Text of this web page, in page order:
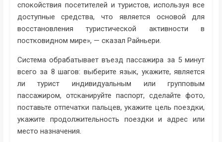
спокойствия посетителей и туристов, используя все
доступные средства, что является основой для
восстановления туристической активности в
постковидном мире», — сказал Райньери.
Система обрабатывает въезд пассажира за 5 минут
всего за 8 шагов: выберите язык, укажите, является
ли турист индивидуальным или групповым
пассажиром, отсканируйте паспорт, сделайте фото,
поставьте отпечатки пальцев, укажите цель поездки,
укажите продолжительность поездки и адрес или
место назначения.